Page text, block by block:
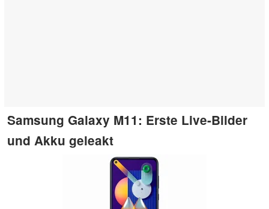
Samsung Galaxy M11: Erste Live-Bilder
und Akku geleakt